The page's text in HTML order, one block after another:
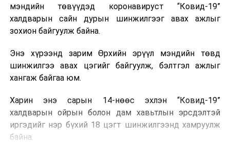
мэндийн төвүүдэд коронавируст “Ковид-19”
халдварын сайн дурын шинжилгээг авах ажлыг
зохион байгуулж байна.
Энэ хүрээнд зарим Өрхийн эрүүл мэндийн төвд
шинжилгээ авах цэгийг байгуулж, бэлтгэл ажлыг
хангаж байгаа юм.
Харин энэ сарын 14-нөөс эхлэн “Ковид-19”
халдварын ойрын болон дам хавьтлын эрсдэлтэй
иргэдийг нэр бүхий 18 цэгт шинжилгээнд хамруулж
байна.